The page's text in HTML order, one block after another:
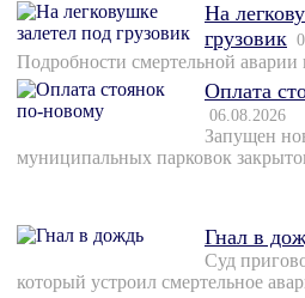
На
грузовик
Подробности смертельной аварии
Оплата
06.08.2026
Запущен
муниципальных парковок
Гнал в
Суд
который устроил смертельное